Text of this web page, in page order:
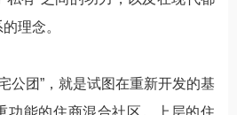
理念。
公团”，就是试图在重新开发的基